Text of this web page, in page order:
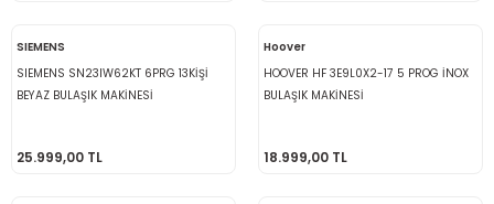
SIEMENS
SIEMENS SN23IW62KT 6PRG 13KİŞİ
BEYAZ BULAŞIK MAKİNESİ
25.999,00 TL
Hoover
HOOVER HF 3E9L0X2-17 5 PROG İNOX
BULAŞIK MAKİNESİ
18.999,00 TL